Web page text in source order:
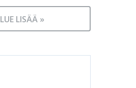
LUE LISÄÄ »